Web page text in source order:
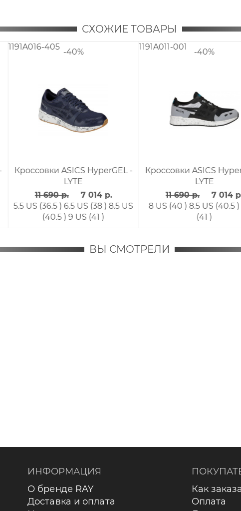
СХОЖИЕ ТОВАРЫ
-
1191A112-400
Кроссовки ASICS GELSAGA
11 090 р.
8.5 US (40.5 )
1191A113-415
Кроссовки
9 590 р.
6.5 US (38 )
ВЫ СМОТРЕЛИ
ИНФОРМАЦИЯ
О бренде RAY
Доставка и оплата
Как
Оплата